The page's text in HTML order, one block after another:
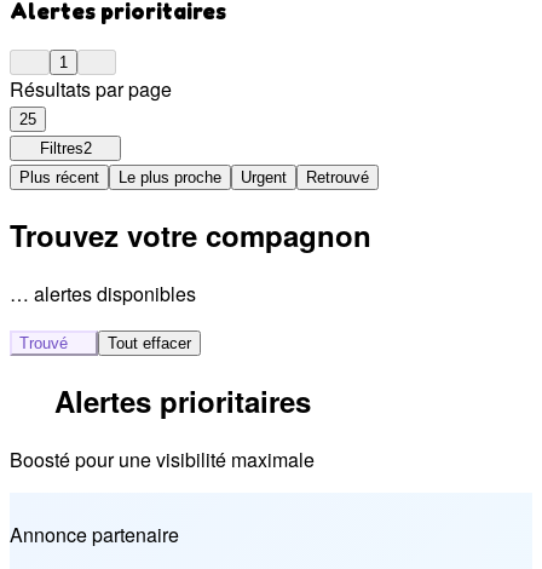
Alertes prioritaires
1
Résultats par page
25
Filtres2
Plus récent
Le plus proche Urgent Retrouvé
Trouvez votre compagnon
… alertes disponibles
Trouvé Tout effacer
Alertes prioritaires
Boosté pour une visibilité maximale
Annonce partenaire